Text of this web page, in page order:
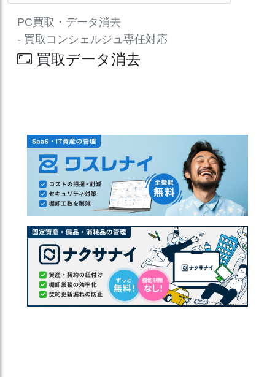
PC買取・データ消去
- 買取コンシェルジュ専任対応
買取データ消去